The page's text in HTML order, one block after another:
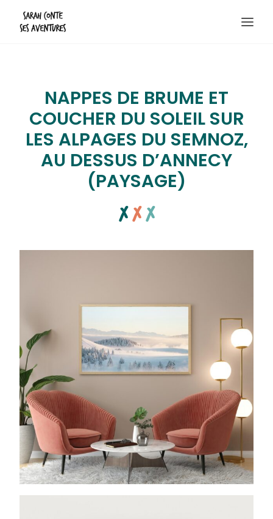
Randos & bivouacs
Escapades
Boutique photo
Contact
Recherche
NAPPES DE BRUME ET
COUCHER DU SOLEIL SUR
LES ALPAGES DU SEMNOZ,
AU DESSUS D’ANNECY
(PAYSAGE)
xxx